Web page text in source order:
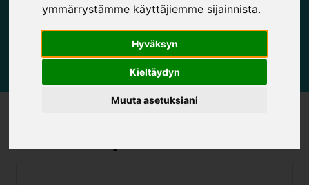
ymmärrystämme käyttäjiemme sijainnista.
Hyväksyn
Kieltäydyn
Muuta asetuksiani